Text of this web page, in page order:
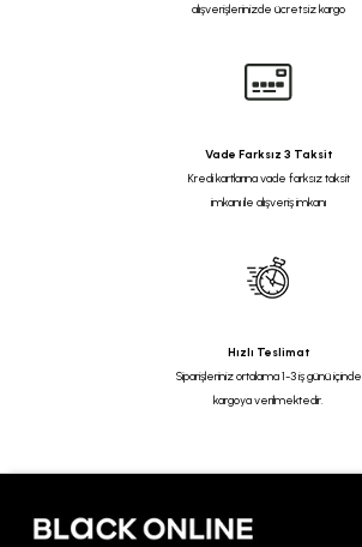
alışverişlerinizde ücretsiz kargo
Vade Farksız 3 Taksit
Kredi kartlarına vade farksız taksit
imkanı ile alışveriş imkanı
Hızlı Teslimat
Siparişleriniz ortalama 1-3 iş günü içinde
kargoya verilmektedir.